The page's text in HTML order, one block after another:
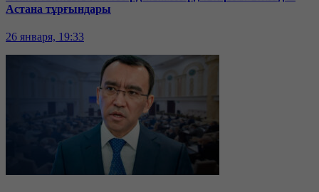
Астана тұрғындары
26 января, 19:33